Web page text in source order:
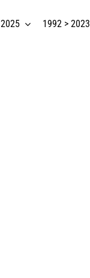
2025 1992 > 2023